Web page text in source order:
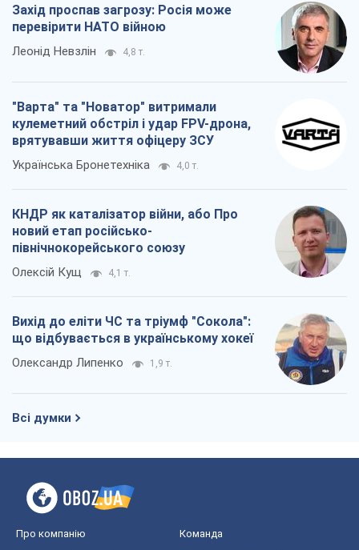
Захід проспав загрозу: Росія може
перевірити НАТО війною
Леонід Невзлін 4,8 т.
"Варта" та "Новатор" витримали
кулеметний обстріл і удар FPV-дрона,
врятувавши життя офіцеру ЗСУ
Українська Бронетехніка 4,0 т.
КНДР як каталізатор війни, або Про
новий етап російсько-
північнокорейського союзу
Олексій Кущ 4,1 т.
Вихід до еліти ЧС та тріумф "Сокола":
що відбувається в українському хокеї
Олександр Липенко 1,9 т.
Всі думки
Про компанію Команда